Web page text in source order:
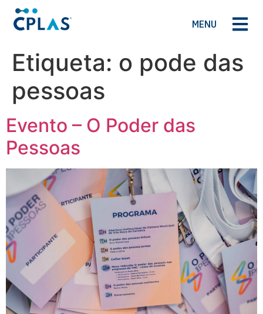
MENU
Etiqueta: o pode das
pessoas
Evento – O Poder das
Pessoas